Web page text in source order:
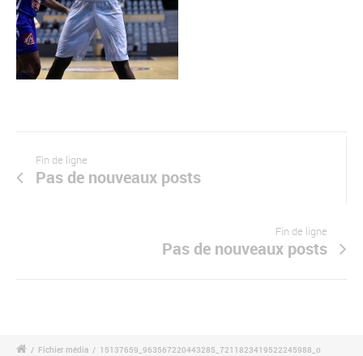
Fin de ligne
Pas de nouveaux posts
Fin de ligne
Pas de nouveaux posts
/ Fichier média / 15137659_963567220443285_7211823419522245988_o